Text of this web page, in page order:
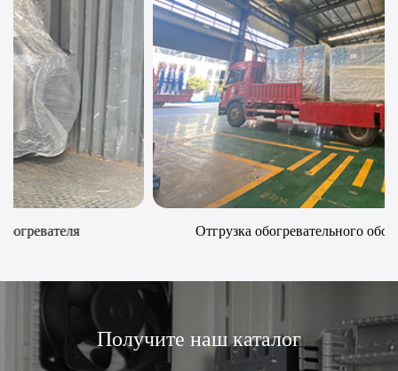
Отгрузка обогревательного оборудования LCL
Получите наш каталог